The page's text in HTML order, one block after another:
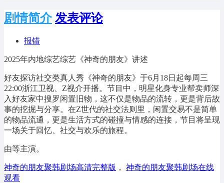
剧情简介 发表评论
报错
2025年内地综艺综艺《神奇的朋友》讲述
好友探访社交类真人秀《神奇的朋友》于6月18日起每周三
22:00浙江卫视、Z视介开播。节目中，明星化身专业帮卖师深
入好友家中搜罗闲置旧物，这不仅是物品的流转，更是背后故
事的挖掘与分享。在Z世代的社交法则里，闲置交易不是简单
的物品流通，更是生活方式的碰撞与情感的连接，节目将呈现
一场关于回忆、社交与欢乐的旅程。
由等主演。
神奇的朋友聚韩剧场高清完整版 ，
神奇的朋友聚韩剧场在线
观看